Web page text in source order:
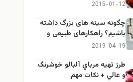
2015-01-12
چگونه سینه های بزرگ داشته
باشیم؟ راهکارهای طبیعی و
خانگی برای بزرگ کردن سینه
2019-04-19
طرز تهيه مرباي آلبالو خوشرنگ
و عالي + نكات مهم